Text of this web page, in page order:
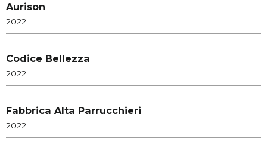
Aurison
2022
Codice Bellezza
2022
Fabbrica Alta Parrucchieri
2022